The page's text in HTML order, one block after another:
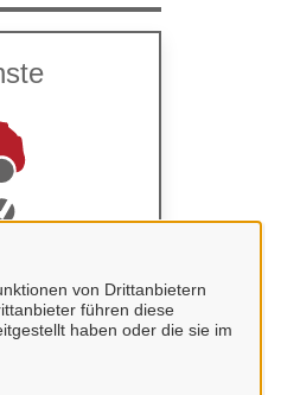
von Drittanbietern
führen diese
haben oder die sie im
iKFZ